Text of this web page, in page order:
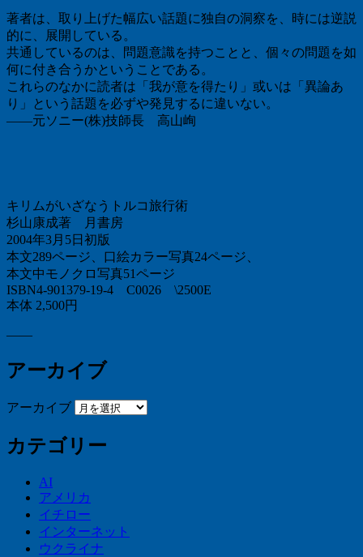
著者は、取り上げた幅広い話題に独自の洞察を、時には逆説
的に、展開している。
共通しているのは、問題意識を持つことと、個々の問題を如
何に付き合うかということである。
これらのなかに読者は「我が意を得たり」或いは「異論あ
り」という話題を必ずや発見するに違いない。
――元ソニー(株)技師長 高山峋
キリムがいざなうトルコ旅行術
杉山康成著 月書房
2004年3月5日初版
本文289ページ、口絵カラー写真24ページ、
本文中モノクロ写真51ページ
ISBN4-901379-19-4 C0026 \2500E
本体 2,500円
——
アーカイブ
アーカイブ
カテゴリー
AI
アメリカ
イチロー
インターネット
ウクライナ